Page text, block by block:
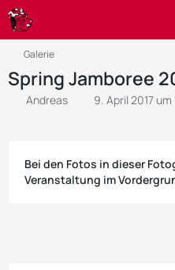
Galerie
Spring Jamboree
Andreas 9. April 2017 um
Bei den Fotos in dieser
Veranstaltung im